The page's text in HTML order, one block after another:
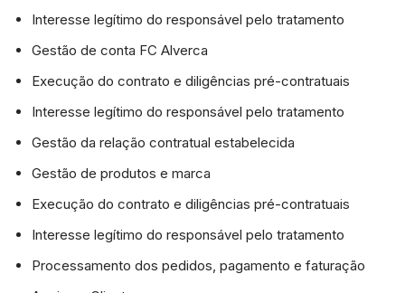
Interesse legítimo do responsável pelo tratamento
Gestão de conta FC Alverca
Execução do contrato e diligências pré-contratuais
Interesse legítimo do responsável pelo tratamento
Gestão da relação contratual estabelecida
Gestão de produtos e marca
Execução do contrato e diligências pré-contratuais
Interesse legítimo do responsável pelo tratamento
Processamento dos pedidos, pagamento e faturação